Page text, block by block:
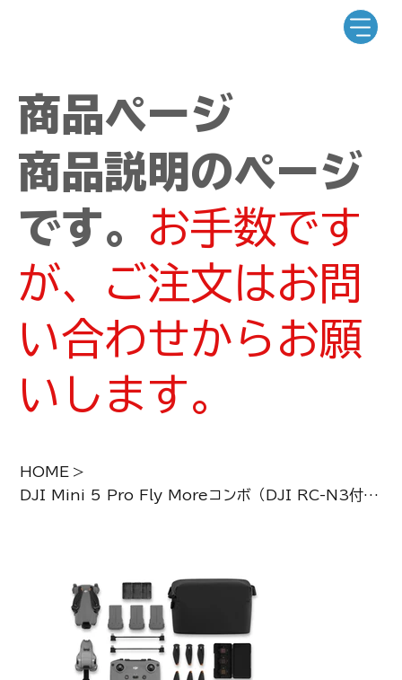
商品ページ
商品説明のページ
です。 お手数です
が、ご注文はお問
い合わせからお願
いします。
HOME >
DJI Mini 5 Pro Fly Moreコンボ（DJI RC-N3付属）